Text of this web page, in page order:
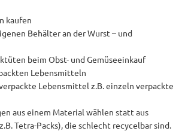
kaufen
Behälter an der Wurst – und
beim Obst- und Gemüseeinkauf
Lebensmitteln
Lebensmittel z.B. einzeln verpackte
aus einem Material wählen statt aus
Tetra-Packs), die schlecht recycelbar sind.